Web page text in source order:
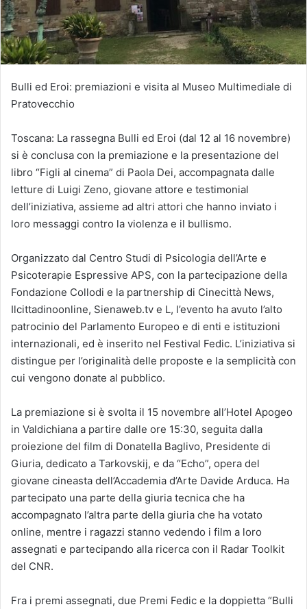
Bulli ed Eroi: premiazioni e visita al Museo Multimediale di
Pratovecchio
Toscana: La rassegna Bulli ed Eroi (dal 12 al 16 novembre)
si è conclusa con la premiazione e la presentazione del
libro “Figli al cinema” di Paola Dei, accompagnata dalle
letture di Luigi Zeno, giovane attore e testimonial
dell’iniziativa, assieme ad altri attori che hanno inviato i
loro messaggi contro la violenza e il bullismo.
Organizzato dal Centro Studi di Psicologia dell’Arte e
Psicoterapie Espressive APS, con la partecipazione della
Fondazione Collodi e la partnership di Cinecittà News,
Ilcittadinoonline, Sienaweb.tv e L, l’evento ha avuto l’alto
patrocinio del Parlamento Europeo e di enti e istituzioni
internazionali, ed è inserito nel Festival Fedic. L’iniziativa si
distingue per l’originalità delle proposte e la semplicità con
cui vengono donate al pubblico.
La premiazione si è svolta il 15 novembre all’Hotel Apogeo
in Valdichiana a partire dalle ore 15:30, seguita dalla
proiezione del film di Donatella Baglivo, Presidente di
Giuria, dedicato a Tarkovskij, e da “Echo”, opera del
giovane cineasta dell’Accademia d’Arte Davide Arduca. Ha
partecipato una parte della giuria tecnica che ha
accompagnato l’altra parte della giuria che ha votato
online, mentre i ragazzi stanno vedendo i film a loro
assegnati e partecipando alla ricerca con il Radar Toolkit
del CNR.
Fra i premi assegnati, due Premi Fedic e la doppietta “Bulli